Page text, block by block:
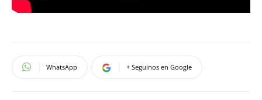
WhatsApp + Seguinos en Google